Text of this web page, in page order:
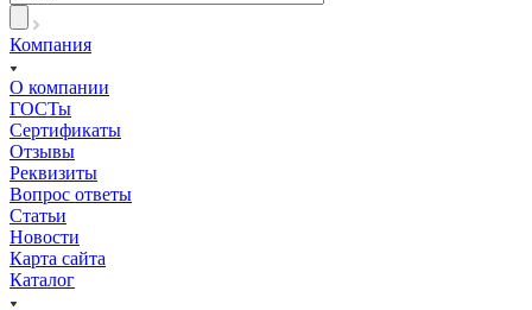
Компания
О компании
ГОСТы
Сертификаты
Отзывы
Реквизиты
Вопрос ответы
Статьи
Новости
Карта сайта
Каталог